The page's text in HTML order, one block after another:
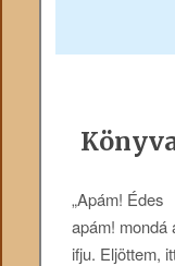
„Apám! Édes
apám! mondá
ifju. Eljöttem,